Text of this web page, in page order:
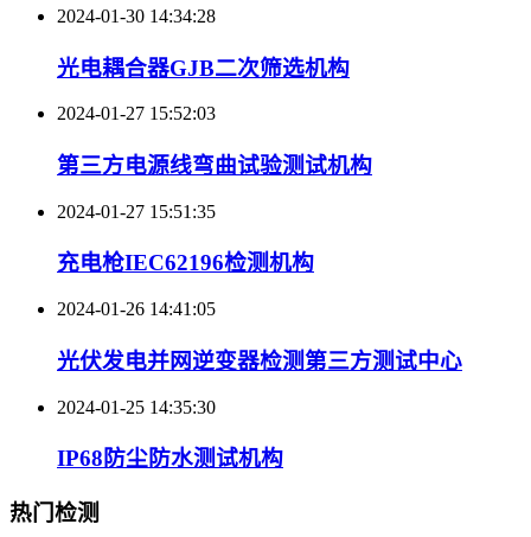
2024-01-30 14:34:28
光电耦合器GJB二次筛选机构
2024-01-27 15:52:03
第三方电源线弯曲试验测试机构
2024-01-27 15:51:35
充电枪IEC62196检测机构
2024-01-26 14:41:05
光伏发电并网逆变器检测第三方测试中心
2024-01-25 14:35:30
IP68防尘防水测试机构
热门检测